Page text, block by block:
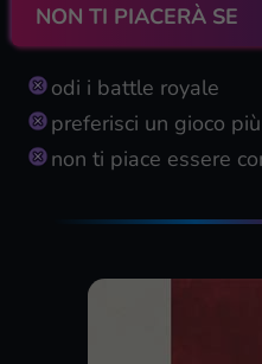
NON TI PIACERÀ SE
odi i battle royale
preferisci un gioco
non ti piace essere